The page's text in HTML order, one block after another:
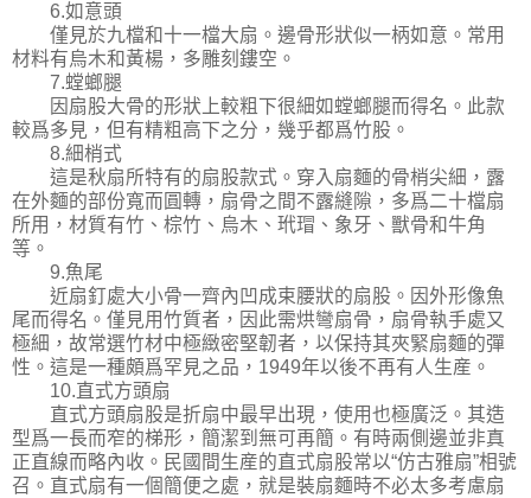
6.如意頭
僅見於九檔和十一檔大扇。邊骨形狀似一柄如意。常用
材料有烏木和黃楊，多雕刻鏤空。
7.螳螂腿
因扇股大骨的形狀上較粗下很細如螳螂腿而得名。此款
較爲多見，但有精粗高下之分，幾乎都爲竹股。
8.細梢式
這是秋扇所特有的扇股款式。穿入扇麵的骨梢尖細，露
在外麵的部份寬而圓轉，扇骨之間不露縫隙，多爲二十檔扇
所用，材質有竹、棕竹、烏木、玳瑁、象牙、獸骨和牛角
等。
9.魚尾
近扇釘處大小骨一齊內凹成束腰狀的扇股。因外形像魚
尾而得名。僅見用竹質者，因此需烘彎扇骨，扇骨執手處又
極細，故常選竹材中極緻密堅韌者，以保持其夾緊扇麵的彈
性。這是一種頗爲罕見之品，1949年以後不再有人生産。
10.直式方頭扇
直式方頭扇股是折扇中最早出現，使用也極廣泛。其造
型爲一長而窄的梯形，簡潔到無可再簡。有時兩側邊並非真
正直線而略內收。民國間生産的直式扇股常以“仿古雅扇”相號
召。直式扇有一個簡便之處，就是裝扇麵時不必太多考慮扇